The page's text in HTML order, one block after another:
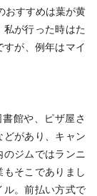
おすすめは葉が黄
が行った時はた
すが、例年はマイ
館や、ピザ屋さ
どがあり、キャン
ジムではランニ
そこでありまし
ル。前払い方式で